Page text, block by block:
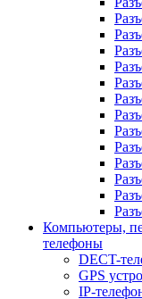
Компьютеры,
телефоны
DECT-
GPS
IP-